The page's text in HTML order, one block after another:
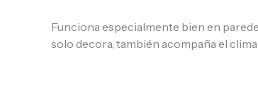
Funciona especialmente bien en
solo decora, también acompaña el